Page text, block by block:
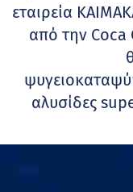
εταιρεία
από την Coca
αλυσίδες